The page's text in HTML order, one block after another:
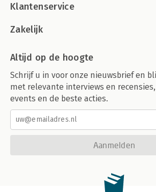
Klantenservice
Zakelijk
Altijd op de hoogte
Schrijf u in voor onze nieuwsbrief en
met relevante interviews en
events en de beste acties.
Aanmelden